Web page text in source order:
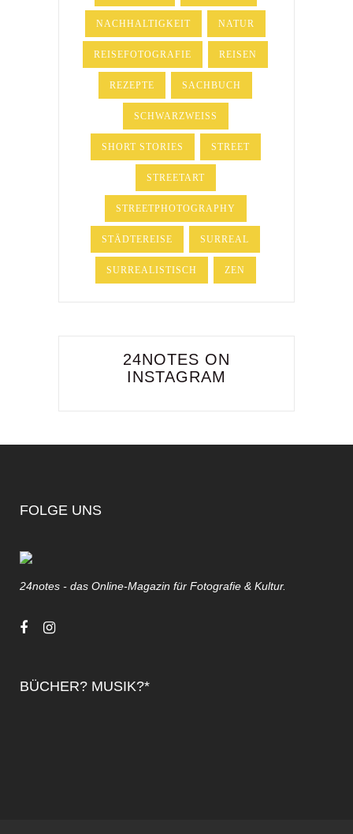
NACHHALTIGKEIT NATUR
REISEFOTOGRAFIE REISEN
REZEPTE SACHBUCH
SCHWARZWEISS
SHORT STORIES STREET
STREETART
STREETPHOTOGRAPHY
STÄDTEREISE SURREAL
SURREALISTISCH ZEN
24NOTES ON
INSTAGRAM
FOLGE UNS
24notes - das Online-Magazin für Fotografie & Kultur.
BÜCHER? MUSIK?*